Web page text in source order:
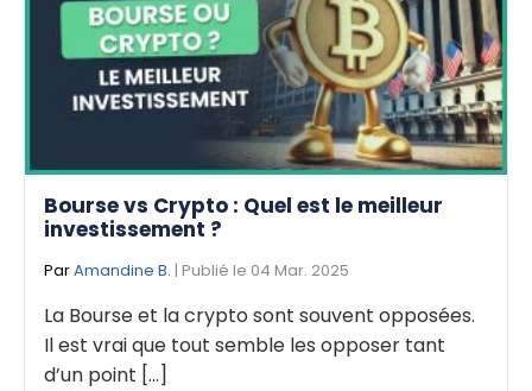
Bourse vs Crypto : Quel est le meilleur
investissement ?
ParAmandine B. | Publié le 04 Mar. 2025
La Bourse et la crypto sont souvent opposées.
Il est vrai que tout semble les opposer tant
d’un point [...]